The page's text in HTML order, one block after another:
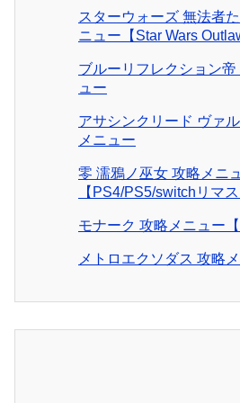
スターウォーズ 無法者
ニュー【Star Wars
ブルーリフレクション帝
ュー
アサシンクリード ヴァ
メニュー
零 濡鴉ノ巫女 攻略メニ
【PS4/PS5/switchリマス
モナーク 攻略メニュー【
メトロエクソダス 攻略